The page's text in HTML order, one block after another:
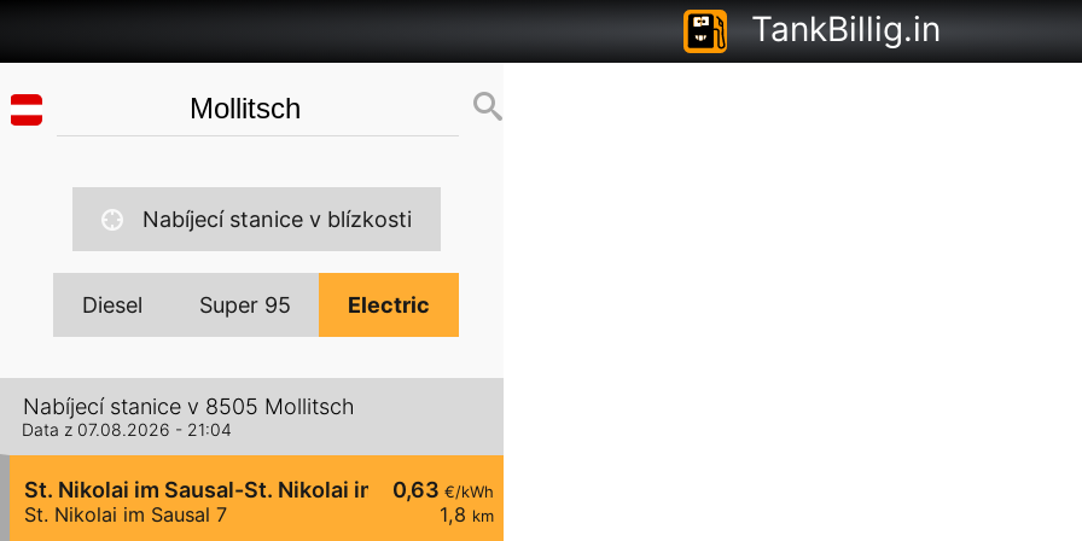
TankBillig.in
Nabíjecí stanice v blízkosti
Diesel Super 95 Electric
Nabíjecí stanice v 8505 Mollitsch
Data z 07.08.2026 - 21:04
0,63 €/kWh
1,8 km
St. Nikolai im Sausal-St. Nikolai im Sausal 7
St. Nikolai im Sausal 7